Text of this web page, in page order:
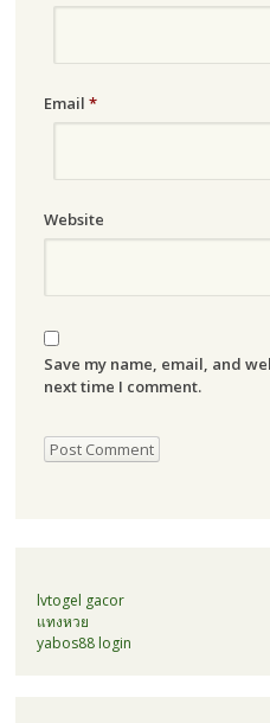
Email *
Website
Save my name, email, and
next time I comment.
lvtogel gacor
แทงหวย
yabos88 login